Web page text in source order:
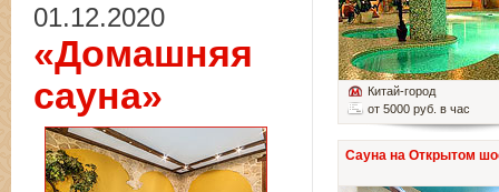
Китай-город
от 5000 руб. в час
Сауна на Открытом
01.12.2020
«Домашняя
сауна»